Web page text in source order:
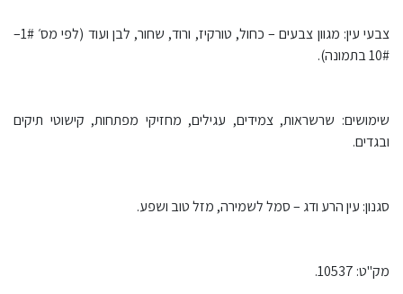
צבעי עין: מגוון צבעים – כחול, טורקיז, ורוד, שחור, לבן ועוד (לפי מס׳ 1#–
10# בתמונה).
שימושים: שרשראות, צמידים, עגילים, מחזיקי מפתחות, קישוטי תיקים
ובגדים.
סגנון: עין הרע ודג – סמל לשמירה, מזל טוב ושפע.
מק"ט: 10537.